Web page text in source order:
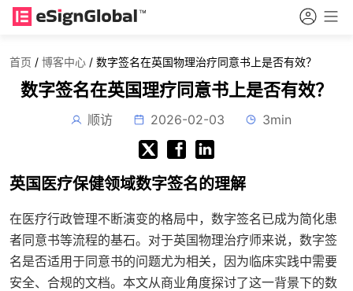
首页 / 博客中心 / 数字签名在英国物理治疗同意书上是否有效？
数字签名在英国理疗同意书上是否有效？
顺访 2026-02-03 3min
英国医疗保健领域数字签名的理解
在医疗行政管理不断演变的格局中，数字签名已成为简化患
者同意书等流程的基石。对于英国物理治疗师来说，数字签
名是否适用于同意书的问题尤为相关，因为临床实践中需要
安全、合规的文档。本文从商业角度探讨了这一背景下的数